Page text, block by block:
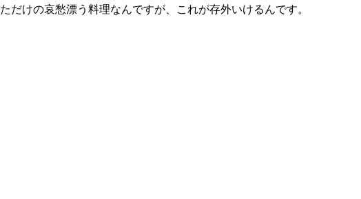
だけの哀愁漂う料理なんですが、これが存外いけるんです。